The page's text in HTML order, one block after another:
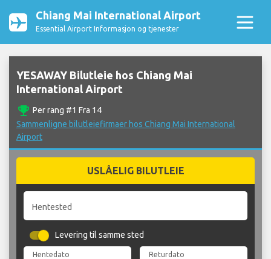
Chiang Mai International Airport
Essential Airport Informasjon og tjenester
YESAWAY Bilutleie hos Chiang Mai
International Airport
emoji_events Per rang #1 Fra 14
Sammenligne bilutleiefirmaer hos Chiang Mai International
Airport
USLÅELIG BILUTLEIE
Hentested
Levering til samme sted
Hentedato Returdato